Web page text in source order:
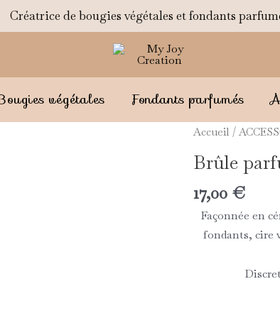
Créatrice de bougies végétales et fondants
végétales Fondants parfumés
Accueil /
Brûle
17,00 €
Façonnée en
fondants, cire
quantité
Brûle
parfum
BLACK